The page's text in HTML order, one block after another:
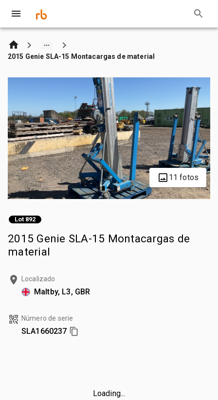
2015 Genie SLA-15 Montacargas de material
11 fotos
Lot 892
2015 Genie SLA-15 Montacargas de
material
Localizado
Maltby, L3, GBR
Número de serie
SLA1660237
Loading...